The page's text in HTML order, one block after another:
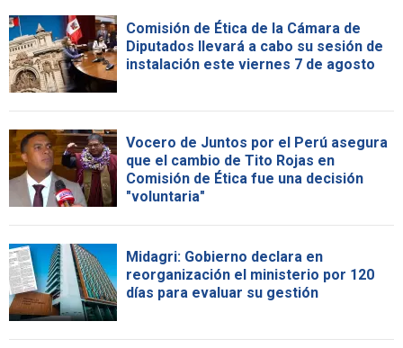
Comisión de Ética de la Cámara de
Diputados llevará a cabo su sesión de
instalación este viernes 7 de agosto
Vocero de Juntos por el Perú asegura
que el cambio de Tito Rojas en
Comisión de Ética fue una decisión
"voluntaria"
Midagri: Gobierno declara en
reorganización el ministerio por 120
días para evaluar su gestión